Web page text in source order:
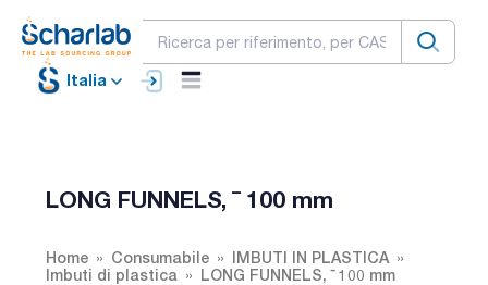
Italia
LONG FUNNELS, ¯ 100 mm
Home Consumabile
IMBUTI IN PLASTICA
Imbuti di plastica
LONG FUNNELS, ¯ 100 mm